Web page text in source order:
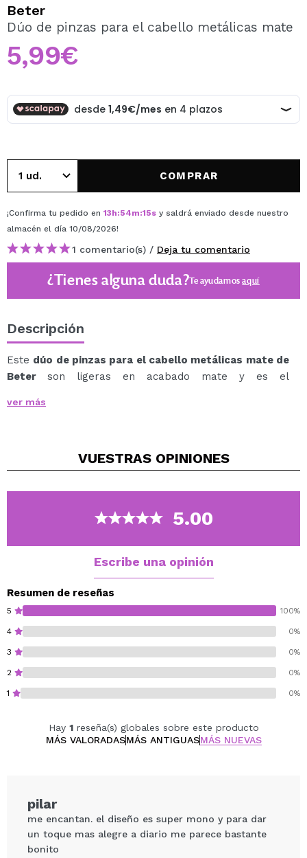
Al crear una cuenta en Maquillalia.com podrás realizar
tus compras rápidamente, revisar el estado de tus
pedidos y consultar tus operaciones anteriores.
CREAR CUENTA
Beter
Dúo de pinzas para el cabello metálicas mate
5,99€
COMPRAR
¡Confirma tu pedido en 13h:54m:15s y saldrá enviado desde nuestro
almacén el día 10/08/2026!
1 comentario(s) / Deja tu comentario
¿Tienes alguna duda?Te ayudamosaquí
Descripción
Este dúo de pinzas para el cabello metálicas mate de
Beter son ligeras en acabado mate y es el
Con un diseño discreto y elegante, ofrecen una sujeción
Características:
Ligeras, cómodas y resistentes.
Suaves con el cabello – no lo dañan.
Tamaño ideal: 4 cm.
ver más
VUESTRAS OPINIONES
5.00
Escribe una opinión
Resumen de reseñas
5 100%
4 0%
3 0%
2 0%
1 0%
Hay 1reseña(s) globales sobre este producto
MÁS VALORADASMÁS ANTIGUASMÁS NUEVAS
pilar
me encantan. el diseño es super mono y para dar
un toque mas alegre a diario me parece bastante
bonito